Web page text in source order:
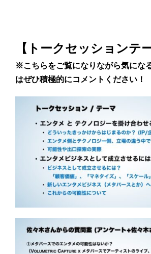
【トークセッションテ
※こちらをご覧になりながら気にな
はぜひ積極的にコメントください！